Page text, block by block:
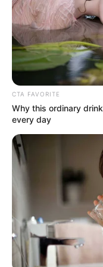
CTA FAVORITE
Why this ordinary
every day